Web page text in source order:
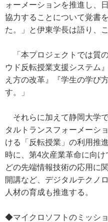
ォーメーションを推進し、
協力することについて覚書
た。」と伊東学長は語り、
「本プロジェクトでは質
ウド反転授業支援システム
え方の改革』『学生の学び
す。」
それらに加えて静岡大学
タルトランスフォーメーシ
ける「反転授業」の利用推
時に、第4次産業革命に向
どの先端情報技術の応用に
開講など、デジタルテクノ
人材の育成も推進する。
◆マイクロソフトのミッシ